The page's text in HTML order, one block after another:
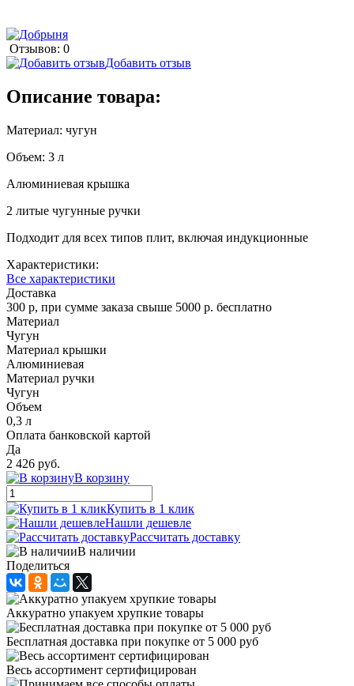
Отзывов: 0
Добавить отзыв
Описание товара:
Материал: чугун
Объем: 3 л
Алюминиевая крышка
2 литые чугунные ручки
Подходит для всех типов плит, включая индукционные
Характеристики:
Все характеристики
Доставка
300 р, при сумме заказа свыше 5000 р. бесплатно
Материал
Чугун
Материал крышки
Алюминиевая
Материал ручки
Чугун
Объем
0,3 л
Оплата банковской картой
Да
2 426 руб.
В корзину
Купить в 1 клик
Нашли дешевле
Рассчитать доставку
В наличии
Поделиться
Аккуратно упакуем хрупкие товары
Бесплатная доставка при покупке от 5 000 руб
Весь ассортимент сертифицирован